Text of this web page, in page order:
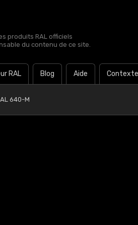
produits RAL officiels
du contenu de ce site.
RAL Blog Aide Contexte
640-M